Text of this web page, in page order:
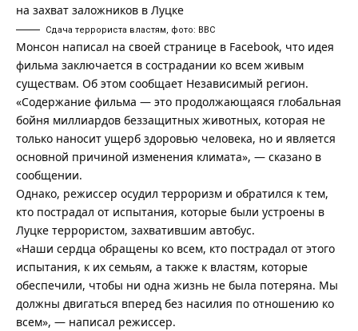
Сдача террориста властям, фото: ВВС
Монсон написал на своей странице в Facebook, что идея
фильма заключается в сострадании ко всем живым
существам. Об этом сообщает Независимый регион.
«Содержание фильма — это продолжающаяся глобальная
бойня миллиардов беззащитных животных, которая не
только наносит ущерб здоровью человека, но и является
основной причиной изменения климата», — сказано в
сообщении.
Однако, режиссер осудил терроризм и обратился к тем,
кто пострадал от испытания, которые были устроены в
Луцке террористом, захватившим автобус.
«Наши сердца обращены ко всем, кто пострадал от этого
испытания, к их семьям, а также к властям, которые
обеспечили, чтобы ни одна жизнь не была потеряна. Мы
должны двигаться вперед без насилия по отношению ко
всем», — написал режиссер.